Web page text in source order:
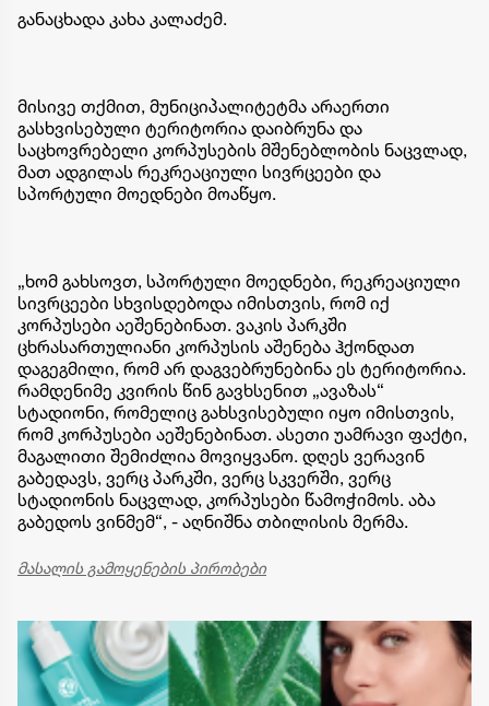
განაცხადა კახა კალაძემ.
მისივე თქმით, მუნიციპალიტეტმა არაერთი
გასხვისებული ტერიტორია დაიბრუნა და
საცხოვრებელი კორპუსების მშენებლობის ნაცვლად,
მათ ადგილას რეკრეაციული სივრცეები და
სპორტული მოედნები მოაწყო.
„ხომ გახსოვთ, სპორტული მოედნები, რეკრეაციული
სივრცეები სხვისდებოდა იმისთვის, რომ იქ
კორპუსები აეშენებინათ. ვაკის პარკში
ცხრასართულიანი კორპუსის აშენება ჰქონდათ
დაგეგმილი, რომ არ დაგვებრუნებინა ეს ტერიტორია.
რამდენიმე კვირის წინ გავხსენით „ავაზას“
სტადიონი, რომელიც გახსვისებული იყო იმისთვის,
რომ კორპუსები აეშენებინათ. ასეთი უამრავი ფაქტი,
მაგალითი შემიძლია მოვიყვანო. დღეს ვერავინ
გაბედავს, ვერც პარკში, ვერც სკვერში, ვერც
სტადიონის ნაცვლად, კორპუსები წამოჭიმოს. აბა
გაბედოს ვინმემ“, - აღნიშნა თბილისის მერმა.
მასალის გამოყენების პირობები